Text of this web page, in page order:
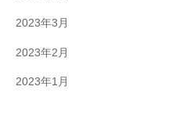
2023年3月
2023年2月
2023年1月